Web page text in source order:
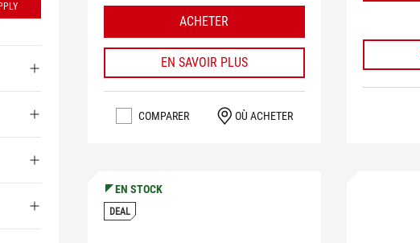
ACHETER
EN SAVOIR PLUS
COMPARER OÙ ACHETER
EN STOCK
DEAL